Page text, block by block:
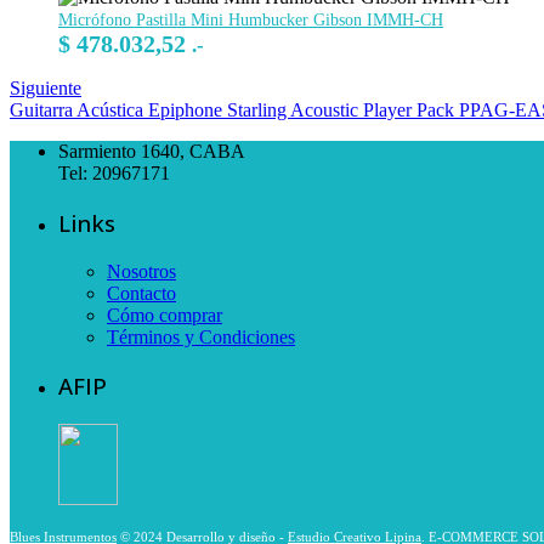
Micrófono Pastilla Mini Humbucker Gibson IMMH-CH
$ 478.032,52 .-
Siguiente
Guitarra Acústica Epiphone Starling Acoustic Player Pack PPAG-
Sarmiento 1640, CABA
Tel: 20967171
Links
Nosotros
Contacto
Cómo comprar
Términos y Condiciones
AFIP
Blues Instrumentos © 2024 Desarrollo y diseño - Estudio Creativo Lipina . E-COMMERCE